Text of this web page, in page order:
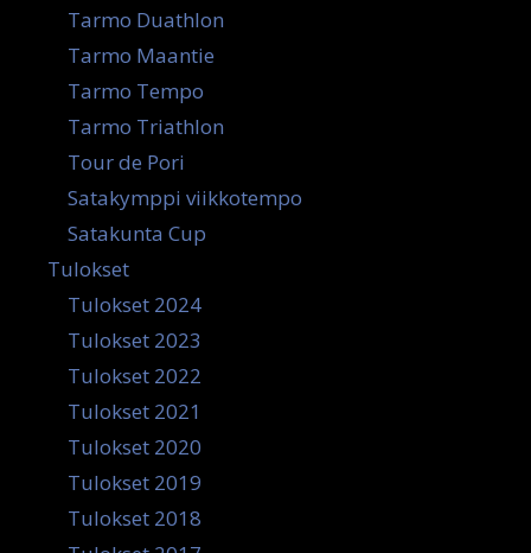
Tarmo Duathlon
Tarmo Maantie
Tarmo Tempo
Tarmo Triathlon
Tour de Pori
Satakymppi viikkotempo
Satakunta Cup
Tulokset
Tulokset 2024
Tulokset 2023
Tulokset 2022
Tulokset 2021
Tulokset 2020
Tulokset 2019
Tulokset 2018